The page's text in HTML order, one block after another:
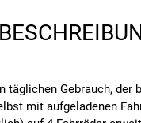
Gebrauch,
mit aufgeladenen